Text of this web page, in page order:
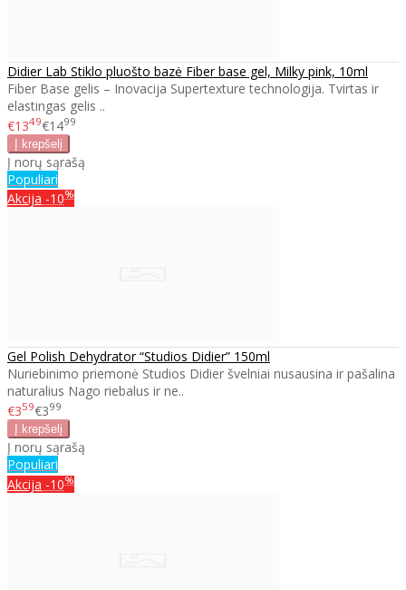
Didier Lab Stiklo pluošto bazė Fiber base gel, Milky pink, 10ml
Fiber Base gelis – Inovacija Supertexture technologija. Tvirtas ir
elastingas gelis ..
€1349€1499
Į norų sąrašą
Populiari
Akcija -10%
Gel Polish Dehydrator “Studios Didier” 150ml
Nuriebinimo priemonė Studios Didier švelniai nusausina ir pašalina
naturalius Nago riebalus ir ne..
€359€399
Į norų sąrašą
Populiari
Akcija -10%